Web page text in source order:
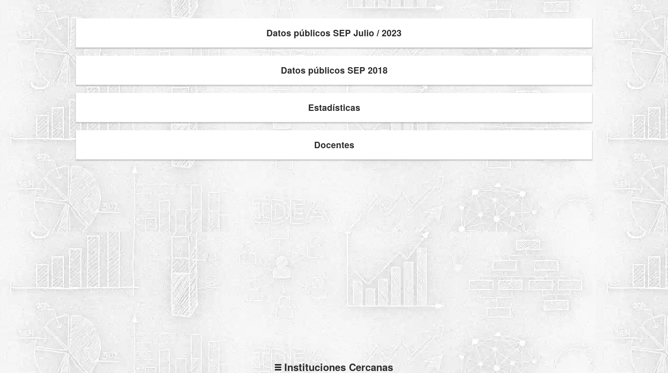
Datos públicos SEP Julio / 2023
Datos públicos SEP 2018
Estadísticas
Docentes
Instituciones Cercanas